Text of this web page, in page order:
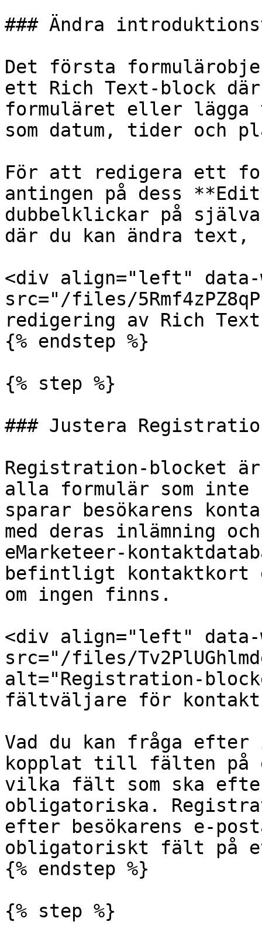
### Ändra
Det första
ett Rich Text-block
formuläret eller
som datum, tider och
För att redigera ett
antingen på dess
dubbelklickar på själva
där du kan ändra
<div align="left" data-
src="/files/
redigering av Rich
{% endstep %}
{% step %}
### Justera
Registration-blocket
alla formulär som inte
sparar besökarens
med deras inlämning
eMarketeer-
befintligt kontaktkort
om ingen finns.
<div align="left" data-
src="/files/
alt="Registration-
fältväljare för
Vad du kan fråga
kopplat till fälten på
vilka fält som ska
obligatoriska.
efter besökarens e-
obligatoriskt fält på
{% endstep %}
{% step %}